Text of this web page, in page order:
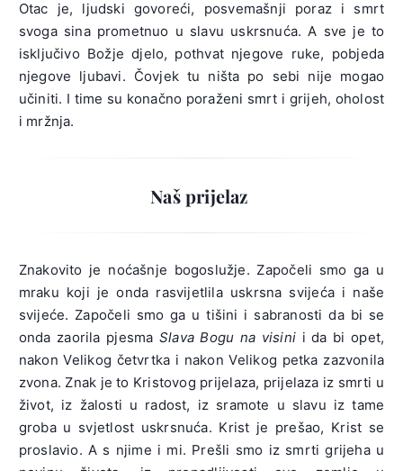
Otac je, ljudski govoreći, posvemašnji poraz i smrt
svoga sina prometnuo u slavu uskrsnuća. A sve je to
isključivo Božje djelo, pothvat njegove ruke, pobjeda
njegove ljubavi. Čovjek tu ništa po sebi nije mogao
učiniti. I time su konačno poraženi smrt i grijeh, oholost
i mržnja.
Naš prijelaz
Znakovito je noćašnje bogoslužje. Započeli smo ga u
mraku koji je onda rasvijetlila uskrsna svijeća i naše
svijeće. Započeli smo ga u tišini i sabranosti da bi se
onda zaorila pjesma Slava Bogu na visini i da bi opet,
nakon Velikog četvrtka i nakon Velikog petka zazvonila
zvona. Znak je to Kristovog prijelaza, prijelaza iz smrti u
život, iz žalosti u radost, iz sramote u slavu iz tame
groba u svjetlost uskrsnuća. Krist je prešao, Krist se
proslavio. A s njime i mi. Prešli smo iz smrti grijeha u